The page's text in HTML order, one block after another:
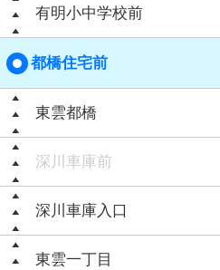
有明小中学校前
都橋住宅前
東雲都橋
深川車庫前
深川車庫入口
東雲一丁目